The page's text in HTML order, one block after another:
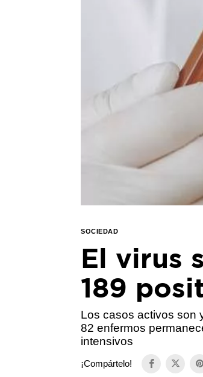
SOCIEDAD
El virus
189
Los casos activos son
82 enfermos
intensivos
¡Compártelo!